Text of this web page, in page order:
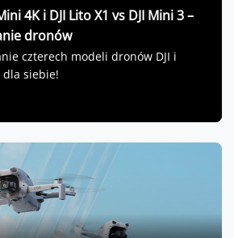
4K i DJI Lito X1 vs DJI Mini 3 –
dronów
czterech modeli dronów DJI i
siebie!